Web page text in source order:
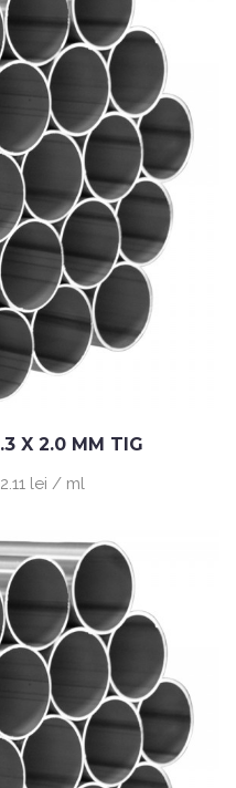
X 2.0 MM TIG
lei / ml